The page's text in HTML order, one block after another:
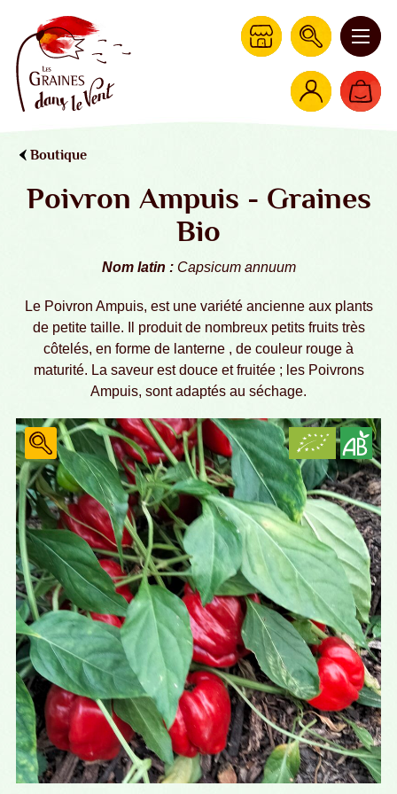
Boutique
Poivron Ampuis - Graines
Bio
Nom latin : Capsicum annuum
Le Poivron Ampuis, est une variété ancienne aux plants
de petite taille. Il produit de nombreux petits fruits très
côtelés, en forme de lanterne , de couleur rouge à
maturité. La saveur est douce et fruitée ; les Poivrons
Ampuis, sont adaptés au séchage.